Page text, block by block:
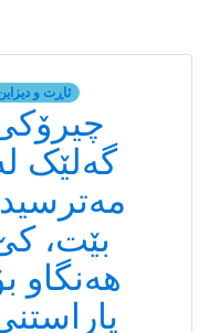
ئاڕت و
گەلێک
بێت،
هەنگاو